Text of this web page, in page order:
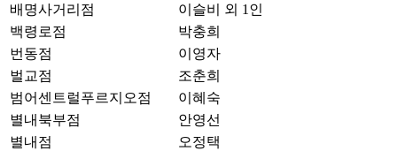
배명사거리점
이슬비 외 1인
백령로점
박충희
번동점
이영자
벌교점
조춘희
범어센트럴푸르지오점
이혜숙
별내북부점
안영선
별내점
오정택